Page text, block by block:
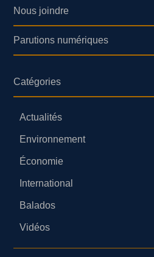
Nous joindre
Parutions numériques
Catégories
Actualités
Environnement
Économie
International
Balados
Vidéos